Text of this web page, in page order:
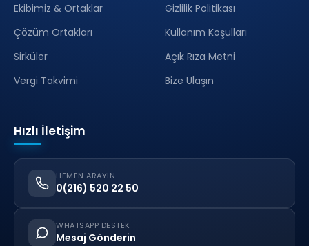
Ekibimiz & Ortaklar
Çözüm Ortakları
Sirküler
Vergi Takvimi
Gizlilik Politikası
Kullanım Koşulları
Açık Rıza Metni
Bize Ulaşın
Hızlı İletişim
HEMEN ARAYIN
0(216) 520 22 50
WHATSAPP DESTEK
Mesaj Gönderin